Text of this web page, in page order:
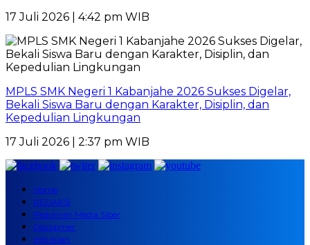
17 Juli 2026 | 4:42 pm WIB
MPLS SMK Negeri 1 Kabanjahe 2026 Sukses Digelar,
Bekali Siswa Baru dengan Karakter, Disiplin, dan
Kepedulian Lingkungan
17 Juli 2026 | 2:37 pm WIB
Home
REDAKSI
Pedoman Media Siber
Disclaimer
Info Iklan